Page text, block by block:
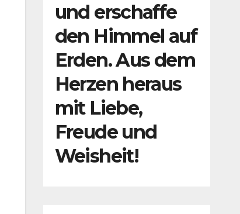
und erschaffe
den Himmel auf
Erden. Aus dem
Herzen heraus
mit Liebe,
Freude und
Weisheit!